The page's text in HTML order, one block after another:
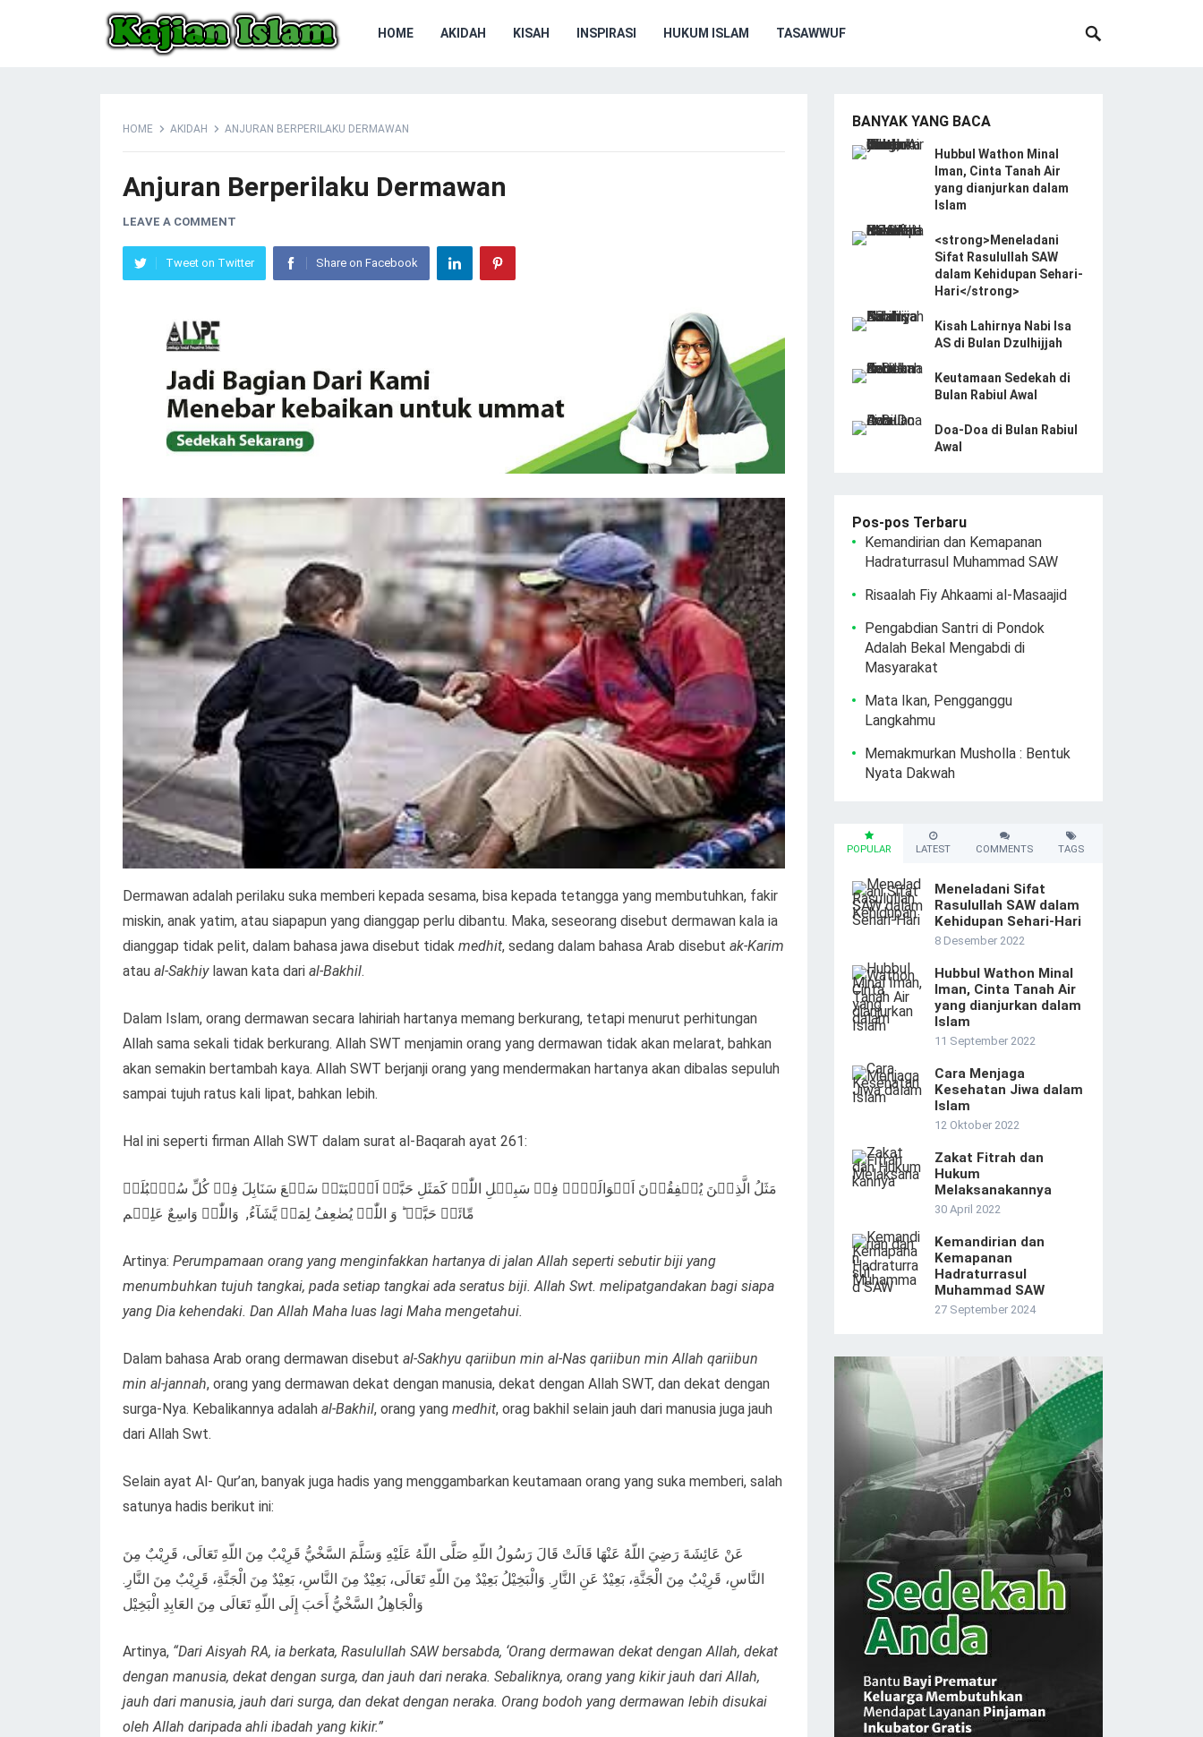
HOME AKIDAH KISAH INSPIRASI HUKUM ISLAM TASAWWUF
HOME AKIDAH ANJURAN BERPERILAKU DERMAWAN
Anjuran Berperilaku Dermawan
LEAVE A COMMENT
Tweet on Twitter Share on Facebook
Dermawan adalah perilaku suka memberi kepada sesama, bisa kepada tetangga yang membutuhkan, fakir
miskin, anak yatim, atau siapapun yang dianggap perlu dibantu. Maka, seseorang disebut dermawan kala ia
dianggap tidak pelit, dalam bahasa jawa disebut tidak medhit, sedang dalam bahasa Arab disebut ak-Karim
atau al-Sakhiylawan kata dari al-Bakhil.
Dalam Islam, orang dermawan secara lahiriah hartanya memang berkurang, tetapi menurut perhitungan
Allah sama sekali tidak berkurang. Allah SWT menjamin orang yang dermawan tidak akan melarat, bahkan
akan semakin bertambah kaya. Allah SWT berjanji orang yang mendermakan hartanya akan dibalas sepuluh
sampai tujuh ratus kali lipat, bahkan lebih.
Hal ini seperti firman Allah SWT dalam surat al-Baqarah ayat 261:
مَثَلُ الَّذِیۡنَ یُنۡفِقُوۡنَ اَمۡوَالَہُمۡ فِیۡ سَبِیۡلِ اللّٰہِ کَمَثَلِ حَبَّۃٍ اَنۡۢبَتَتۡ سَبۡعَ سَنَابِلَ فِیۡ کُلِّ سُنۡۢبُلَۃٍ
مِّائَۃُ حَبَّۃٍ ؕ وَ اللّٰہُ یُضٰعِفُ لِمَنۡ یَّشَآءُ, وَاللّٰہُ وَاسِعٌ عَلِیۡم
Artinya: Perumpamaan orang yang menginfakkan hartanya di jalan Allah seperti sebutir biji yang
menumbuhkan tujuh tangkai, pada setiap tangkai ada seratus biji. Allah Swt. melipatgandakan bagi siapa
yang Dia kehendaki. Dan Allah Maha luas lagi Maha mengetahui.
Dalam bahasa Arab orang dermawan disebut al-Sakhyu qariibun min al-Nas qariibun min Allah qariibun
min al-jannah, orang yang dermawan dekat dengan manusia, dekat dengan Allah SWT, dan dekat dengan
surga-Nya. Kebalikannya adalah al-Bakhil, orang yang medhit, orag bakhil selain jauh dari manusia juga jauh
dari Allah Swt.
Selain ayat Al- Qur’an, banyak juga hadis yang menggambarkan keutamaan orang yang suka memberi, salah
satunya hadis berikut ini:
عَنْ عَائِشَةَ رَضِيَ اللّهُ عَنْهَا قَالَتْ قَالَ رَسُولُ اللّهِ صَلَّى اللّهُ عَلَيْهِ وَسَلَّمَ السَّخْيُّ قَرِيْبٌ مِنَ اللّهِ تَعَالَى، قَرِيْبٌ مِنَ
النَّاسِ، قَرِيْبٌ مِنَ الْجَنَّةِ، بَعِيْدٌ عَنِ النَّارِ. وَالْبَخِيْلُ بَعِيْدٌ مِنَ اللّهِ تَعَالَى، بَعِيْدٌ مِنَ النَّاسِ، بَعِيْدٌ مِنَ الْجَنَّةِ، قَرِيْبٌ مِنَ النَّارِ.
وَالْجَاهِلُ السَّخْيُّ أَحَبَ إِلَى اللّهِ تَعَالَى مِنَ العَابِدِ الْبَخِيْل
Artinya, “Dari Aisyah RA, ia berkata, Rasulullah SAW bersabda, ‘Orang dermawan dekat dengan Allah, dekat
dengan manusia, dekat dengan surga, dan jauh dari neraka. Sebaliknya, orang yang kikir jauh dari Allah,
jauh dari manusia, jauh dari surga, dan dekat dengan neraka. Orang bodoh yang dermawan lebih disukai
oleh Allah daripada ahli ibadah yang kikir.”
BANYAK YANG BACA
Hubbul Wathon Minal
Iman, Cinta Tanah Air
yang dianjurkan dalam
Islam
<strong>Meneladani
Sifat Rasulullah SAW
dalam Kehidupan Sehari-
Hari</strong>
Kisah Lahirnya Nabi Isa
AS di Bulan Dzulhijjah
Keutamaan Sedekah di
Bulan Rabiul Awal
Doa-Doa di Bulan Rabiul
Awal
Pos-pos Terbaru
Kemandirian dan Kemapanan
Hadraturrasul Muhammad SAW
Risaalah Fiy Ahkaami al-Masaajid
Pengabdian Santri di Pondok
Adalah Bekal Mengabdi di
Masyarakat
Mata Ikan, Pengganggu
Langkahmu
Memakmurkan Musholla : Bentuk
Nyata Dakwah
POPULAR LATEST COMMENTS TAGS
Meneladani Sifat
Rasulullah SAW dalam
Kehidupan Sehari-Hari
8 Desember 2022
Hubbul Wathon Minal
Iman, Cinta Tanah Air
yang dianjurkan dalam
Islam
11 September 2022
Cara Menjaga
Kesehatan Jiwa dalam
Islam
12 Oktober 2022
Zakat Fitrah dan
Hukum
Melaksanakannya
30 April 2022
Kemandirian dan
Kemapanan
Hadraturrasul
Muhammad SAW
27 September 2024